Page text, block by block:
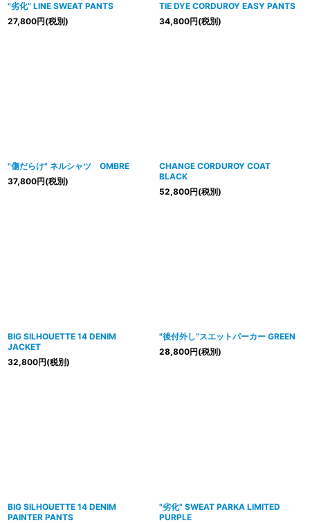
"劣化" LINE SWEAT PANTS
27,800円(税別)
TIE DYE CORDUROY EASY PANTS
34,800円(税別)
"傷だらけ" ネルシャツ OMBRE
37,800円(税別)
CHANGE CORDUROY COAT
BLACK
52,800円(税別)
BIG SILHOUETTE 14 DENIM
JACKET
32,800円(税別)
"後付外し”スエットパーカー GREEN
28,800円(税別)
BIG SILHOUETTE 14 DENIM
PAINTER PANTS
"劣化" SWEAT PARKA LIMITED
PURPLE